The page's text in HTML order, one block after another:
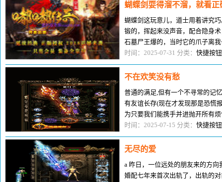
蝴蝶剑耍得溜不溜，就看
蝴蝶剑这玩意儿，道士用着讲究
锻的，挥起来没声音，配合隐身
石墓尸王爆的，当时它的爪子离
心跳。高手用蝴蝶剑，能在尸王拍
时间：2025-07-31 分类： 快捷按钮
不在欢笑没有愁
普通的满足,但有一个不寻常的记
有友谊长存(现在才发现那是恐慌
为只要我们能携手并进抛开所有
为你做些特别的幼稚,特别是
时间：2025-07-15 分类： 快捷按钮
无尽的爱
a 昨日，一位远处的朋友来的方
婚配七年来首次出轨了，出轨的